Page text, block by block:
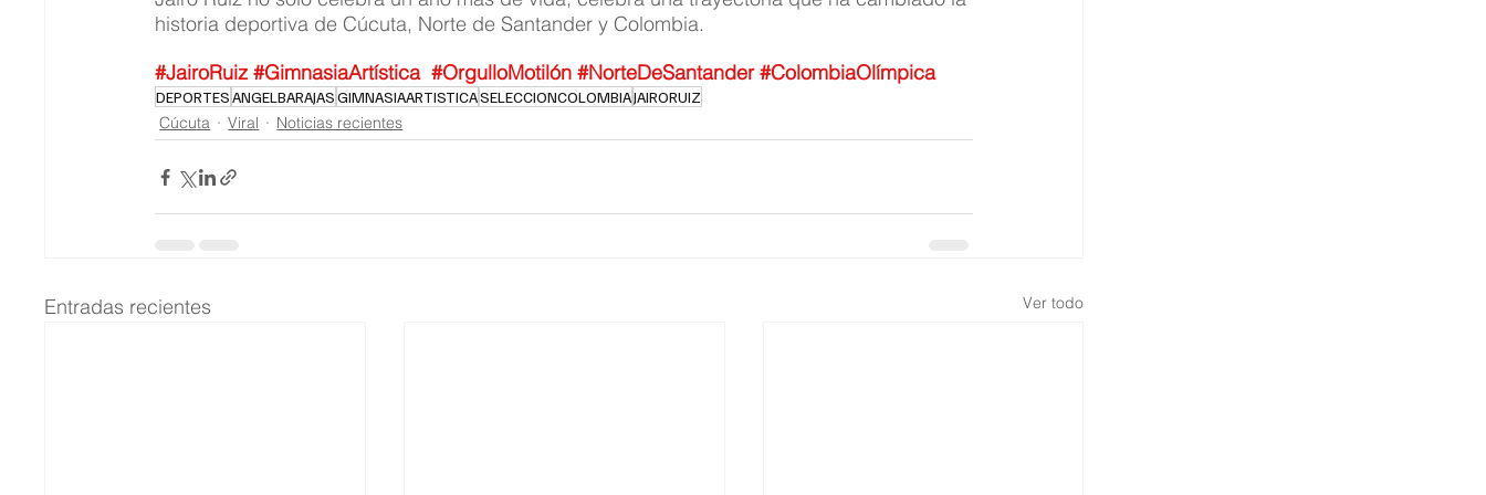
historia deportiva de Cúcuta, Norte de Santander y Colombia.
#JairoRuiz #GimnasiaArtística #OrgulloMotilón #NorteDeSantander #ColombiaOlímpica
DEPORTESANGELBARAJASGIMNASIAARTISTICASELECCIONCOLOMBIAJAIRORUIZ
Cúcuta Viral Noticias recientes
Entradas recientes Ver todo